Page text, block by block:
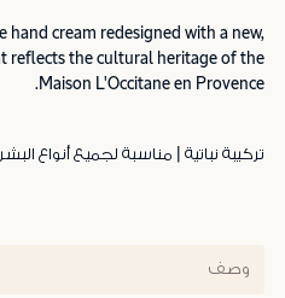
hand cream redesigned with a new,
reflects the cultural heritage of the
Maison L'Occitane en Provence.
تركيبة نباتية | مناسبة لجميع أنواع
وصف